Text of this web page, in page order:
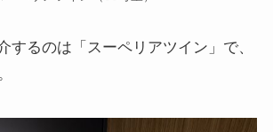
するのは「スーペリアツイン」で、